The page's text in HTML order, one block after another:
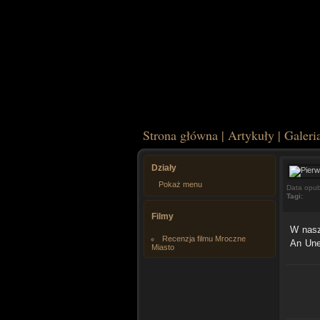
Strona główna | Artykuły |
Działy
Pokaż menu
Filmy
Recenzja filmu Mroczne
Miasto
Data
Tagi:
W
An